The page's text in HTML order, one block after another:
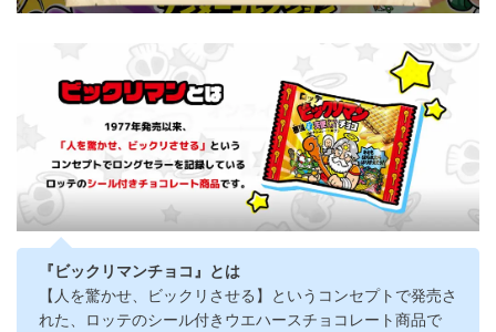
『ビックリマンチョコ』とは
【人を驚かせ、ビックリさせる】というコンセプトで発売さ
れた、ロッテのシール付きウエハースチョコレート商品で